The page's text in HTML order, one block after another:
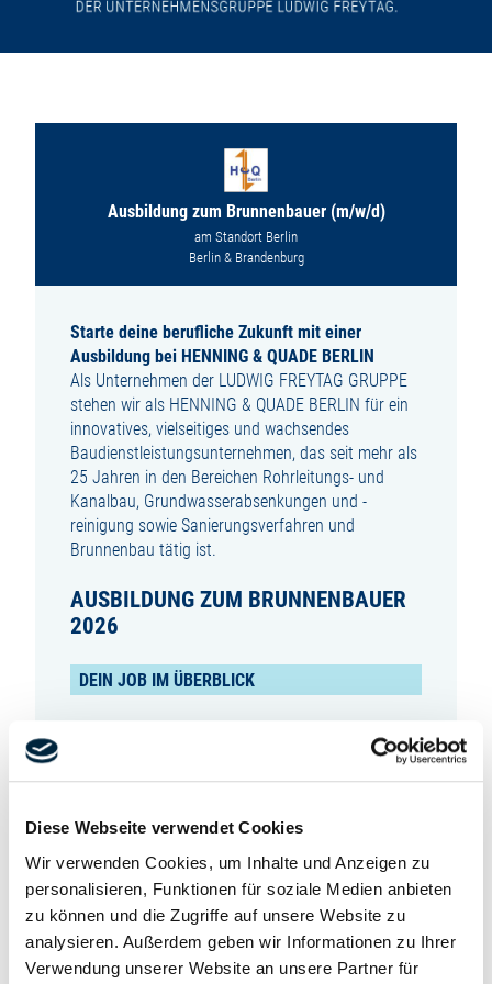
Diese Webseite verwendet Cookies
Wir verwenden Cookies, um Inhalte und Anzeigen zu
personalisieren, Funktionen für soziale Medien anbieten
zu können und die Zugriffe auf unsere Website zu
analysieren. Außerdem geben wir Informationen zu Ihrer
Verwendung unserer Website an unsere Partner für
Ausbildung zum Brunnenbauer (m/w/d)
am Standort Berlin
Berlin & Brandenburg
Starte deine berufliche Zukunft mit einer
Ausbildung bei HENNING & QUADE BERLIN
Als Unternehmen der LUDWIG FREYTAG GRUPPE
stehen wir als HENNING & QUADE BERLIN für ein
innovatives, vielseitiges und wachsendes
Baudienstleistungsunternehmen, das seit mehr als
25 Jahren in den Bereichen Rohrleitungs- und
Kanalbau, Grundwasserabsenkungen und -
reinigung sowie Sanierungsverfahren und
Brunnenbau tätig ist.
AUSBILDUNG ZUM BRUNNENBAUER
2026
DEIN JOB IM ÜBERBLICK
mit der Natur – und gleichzeitig ganz vorne dabei,
wenn es um moderne Technik und nachhaltige
Wasser aus der Tiefe an die Oberfläche kommt.
Für Menschen, für die Umwelt, für die Zukunft.
Während deiner 3-jährigen Ausbildung lernst du
unter anderem:
wie du Baustellen einrichtest, sicherst und wieder